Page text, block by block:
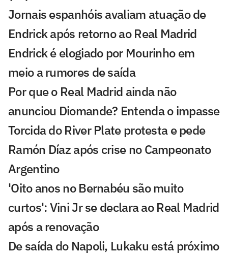
Jornais espanhóis avaliam atuação de
Endrick após retorno ao Real Madrid
Endrick é elogiado por Mourinho em
meio a rumores de saída
Por que o Real Madrid ainda não
anunciou Diomande? Entenda o impasse
Torcida do River Plate protesta e pede
Ramón Díaz após crise no Campeonato
Argentino
'Oito anos no Bernabéu são muito
curtos': Vini Jr se declara ao Real Madrid
após a renovação
De saída do Napoli, Lukaku está próximo